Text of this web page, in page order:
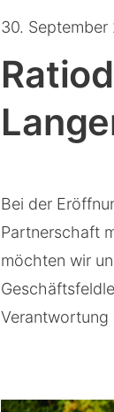
30. September
Bei der
Partnerschaft
möchten wir
Verantwortung